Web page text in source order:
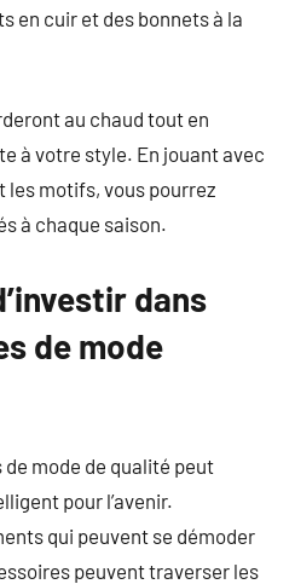
en cuir et des bonnets à la
au chaud tout en
à votre style. En jouant avec
les motifs, vous pourrez
à chaque saison.
dans
de mode
mode de qualité peut
pour l’avenir.
qui peuvent se démoder
peuvent traverser les